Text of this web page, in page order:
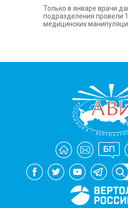
Только в январе врачи
подразделения провели
медицинских